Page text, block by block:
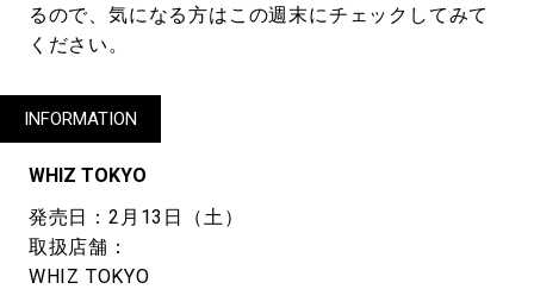
るので、気になる方はこの週末にチェックしてみて
ください。
INFORMATION
WHIZ TOKYO
発売日：2月13日（土）
取扱店舗：
WHIZ TOKYO